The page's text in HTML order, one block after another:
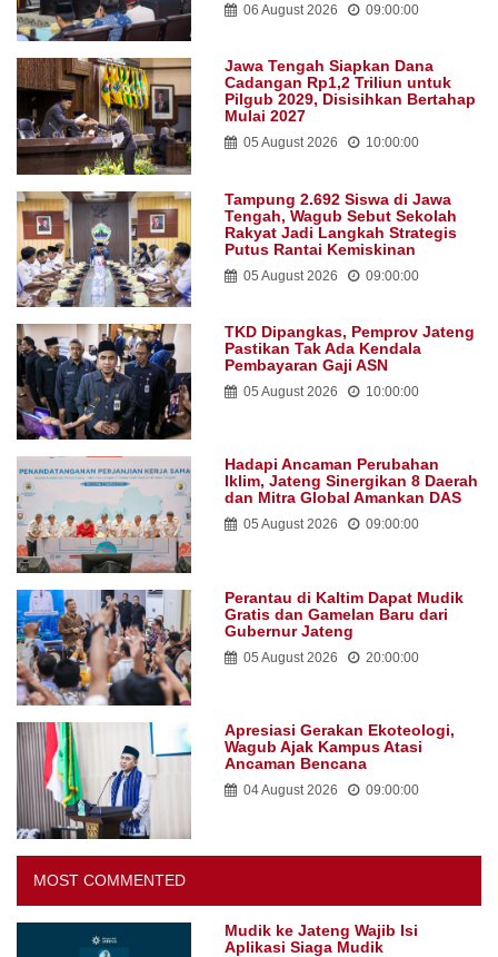
06 August 2026 09:00:00
Jawa Tengah Siapkan Dana
Cadangan Rp1,2 Triliun untuk
Pilgub 2029, Disisihkan Bertahap
Mulai 2027
05 August 2026 10:00:00
Tampung 2.692 Siswa di Jawa
Tengah, Wagub Sebut Sekolah
Rakyat Jadi Langkah Strategis
Putus Rantai Kemiskinan
05 August 2026 09:00:00
TKD Dipangkas, Pemprov Jateng
Pastikan Tak Ada Kendala
Pembayaran Gaji ASN
05 August 2026 10:00:00
Hadapi Ancaman Perubahan
Iklim, Jateng Sinergikan 8 Daerah
dan Mitra Global Amankan DAS
05 August 2026 09:00:00
Perantau di Kaltim Dapat Mudik
Gratis dan Gamelan Baru dari
Gubernur Jateng
05 August 2026 20:00:00
Apresiasi Gerakan Ekoteologi,
Wagub Ajak Kampus Atasi
Ancaman Bencana
04 August 2026 09:00:00
MOST COMMENTED
Mudik ke Jateng Wajib Isi
Aplikasi Siaga Mudik